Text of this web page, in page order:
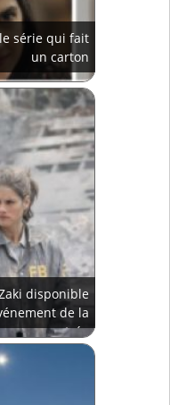
série qui fait
un carton
disponible
de la
rentrée